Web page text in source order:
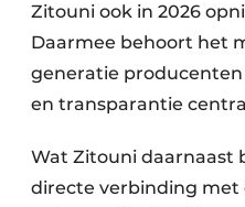
Zitouni ook in 2026
Daarmee behoort het
generatie
en transparantie
Wat Zitouni daarnaast
directe verbinding met